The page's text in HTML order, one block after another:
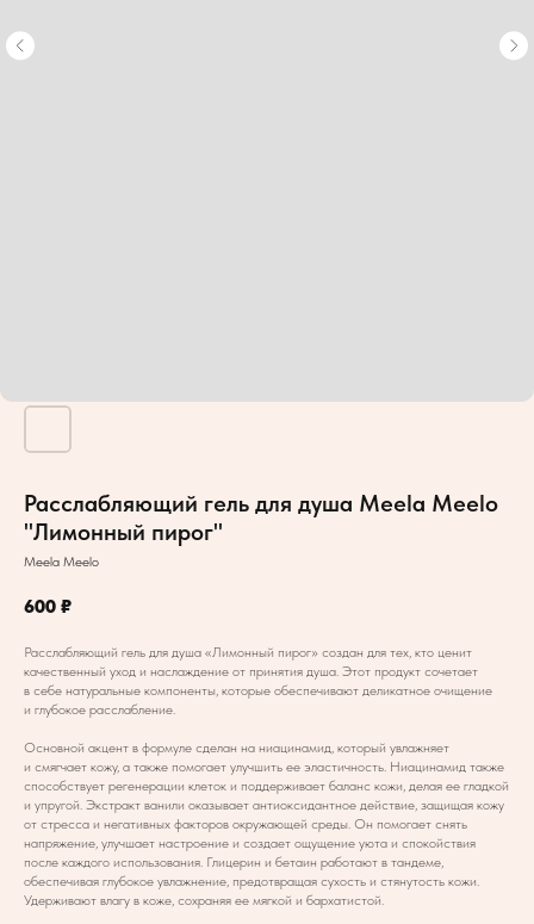
Расслабляющий гель для душа Meela Meelo
"Лимонный пирог"
Meela Meelo
600 ₽
Расслабляющий гель для душа «Лимонный пирог» создан для тех, кто ценит
качественный уход и наслаждение от принятия душа. Этот продукт сочетает
в себе натуральные компоненты, которые обеспечивают деликатное очищение
и глубокое расслабление.
Основной акцент в формуле сделан на ниацинамид, который увлажняет
и смягчает кожу, а также помогает улучшить ее эластичность. Ниацинамид также
способствует регенерации клеток и поддерживает баланс кожи, делая ее гладкой
и упругой. Экстракт ванили оказывает антиоксидантное действие, защищая кожу
от стресса и негативных факторов окружающей среды. Он помогает снять
напряжение, улучшает настроение и создает ощущение уюта и спокойствия
после каждого использования. Глицерин и бетаин работают в тандеме,
обеспечивая глубокое увлажнение, предотвращая сухость и стянутость кожи.
Удерживают влагу в коже, сохраняя ее мягкой и бархатистой.